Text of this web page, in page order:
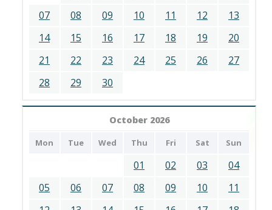
07
08 09 10 11 12
13
14
15 16 17 18 19
20
21
22 23 24 25 26
27
28
29 30
October 2026
Mon Tue Wed Thu Fri Sat Sun
01 02 03
04
05
06 07 08 09 10
11